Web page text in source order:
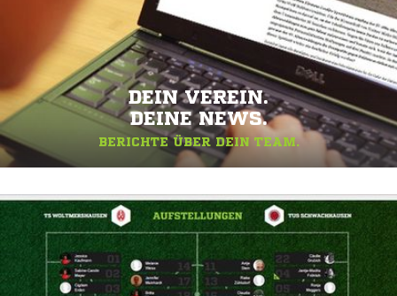
DEIN VEREIN.
DEINE NEWS.
BERICHTE ÜBER DEIN TEAM.